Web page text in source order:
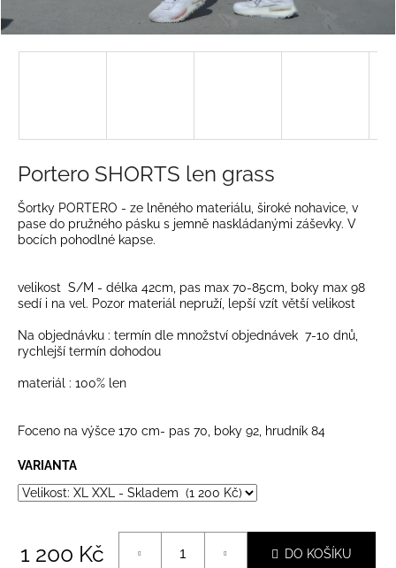
Portero SHORTS len grass
Šortky PORTERO - ze lněného materiálu, široké nohavice, v
pase do pružného pásku s jemně naskládanými záševky. V
bocích pohodlné kapse.
velikost S/M - délka 42cm, pas max 70-85cm, boky max 98
sedí i na vel. Pozor materiál nepruží, lepší vzít větší velikost
Na objednávku : termín dle množství objednávek 7-10 dnů,
rychlejší termín dohodou
materiál : 100% len
Foceno na výšce 170 cm- pas 70, boky 92, hrudník 84
VARIANTA
1 200 Kč DO KOŠÍKU
j
HLEDAT
D
o
o
r
u
j
e
m
e